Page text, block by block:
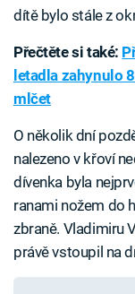
dítě bylo stále z
Přečtěte si také:
letadla zahynulo
mlčet
O několik dní
nalezeno v křoví
dívenka byla
ranami nožem do
zbraně. Vladimiru
právě vstoupil na